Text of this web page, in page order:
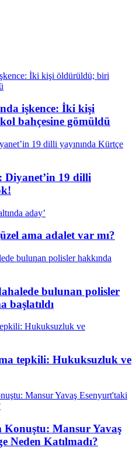
işkence: İki kişi
bahçesine gömüldü
19 dilli
ama adalet var mı?
bulunan polisler
başlatıldı
tepkili: Hukuksuzluk ve
Konuştu: Mansur Yavaş
Neden Katılmadı?